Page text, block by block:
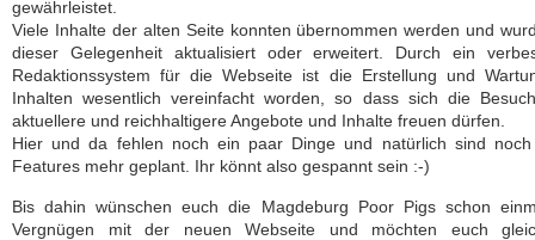
gewährleistet.
Viele Inhalte der alten Seite konnten übernommen werden und
dieser Gelegenheit aktualisiert oder erweitert. Durch ein
Redaktionssystem für die Webseite ist die Erstellung und
Inhalten wesentlich vereinfacht worden, so dass sich die
aktuellere und reichhaltigere Angebote und Inhalte freuen dürfen.
Hier und da fehlen noch ein paar Dinge und natürlich sind noch
Features mehr geplant. Ihr könnt also gespannt sein :-)
Bis dahin wünschen euch die Magdeburg Poor Pigs schon
Vergnügen mit der neuen Webseite und möchten euch